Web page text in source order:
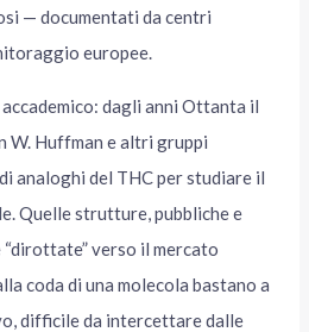
— documentati da centri
europee.
dagli anni Ottanta il
W. Huffman e altri gruppi
analoghi del THC per studiare il
Quelle strutture, pubbliche e
verso il mercato
coda di una molecola bastano a
difficile da intercettare dalle